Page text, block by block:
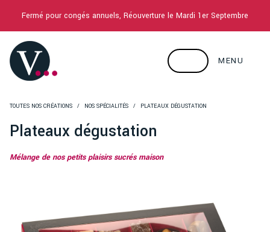
Fermé pour congés annuels, Réouverture le Mardi 1er Septembre
TOUTES NOS CRÉATIONS NOS SPÉCIALITÉS PLATEAUX DÉGUSTATION
MENU
Plateaux dégustation
Mélange de nos petits plaisirs sucrés maison